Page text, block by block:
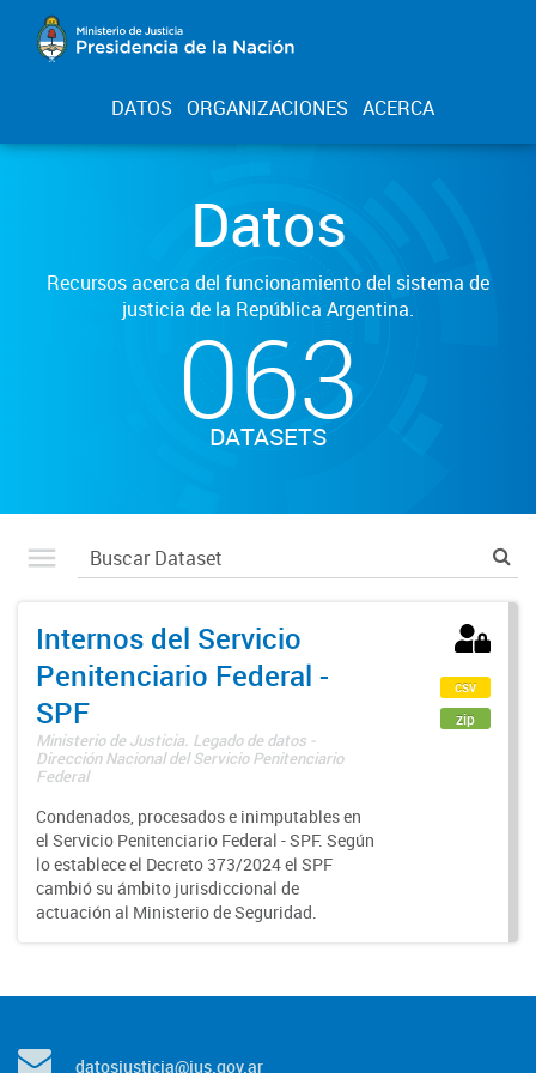
DATOS ORGANIZACIONES ACERCA
Datos
Recursos acerca del funcionamiento del sistema de
justicia de la República Argentina.
063
DATASETS
Internos del Servicio
Penitenciario Federal -
SPF
Ministerio de Justicia. Legado de datos -
Dirección Nacional del Servicio Penitenciario
Federal
Condenados, procesados e inimputables en
el Servicio Penitenciario Federal - SPF. Según
lo establece el Decreto 373/2024 el SPF
cambió su ámbito jurisdiccional de
actuación al Ministerio de Seguridad.
csv
zip
datosjusticia@jus.gov.ar